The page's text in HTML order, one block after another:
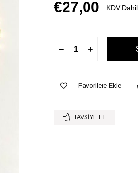
KDV Dahil
€27,00
Favorilere Ekle
TAVSIYE ET